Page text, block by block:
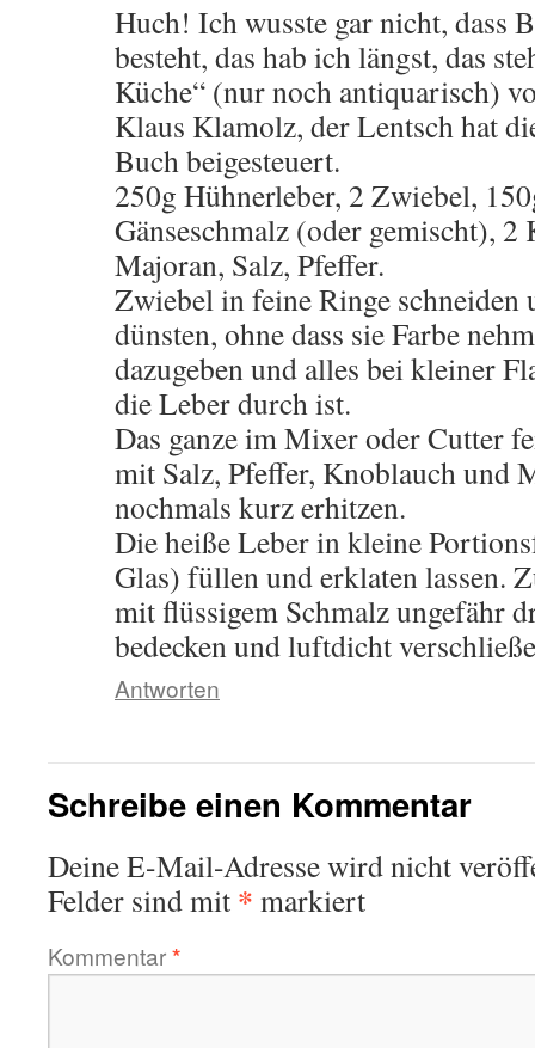
Huch! Ich wusste gar nicht, dass
besteht, das hab ich längst, das
Küche“ (nur noch antiquarisch)
Klaus Klamolz, der Lentsch hat
Buch beigesteuert.
250g Hühnerleber, 2 Zwiebel,
Gänseschmalz (oder gemischt), 2
Majoran, Salz, Pfeffer.
Zwiebel in feine Ringe schneiden
dünsten, ohne dass sie Farbe
dazugeben und alles bei kleiner
die Leber durch ist.
Das ganze im Mixer oder Cutter
mit Salz, Pfeffer, Knoblauch und
nochmals kurz erhitzen.
Die heiße Leber in kleine
Glas) füllen und erklaten lassen.
mit flüssigem Schmalz ungefähr
bedecken und luftdicht
Antworten
Schreibe einen Kommentar
Deine E-Mail-Adresse wird nicht
Felder sind mit * markiert
Kommentar*